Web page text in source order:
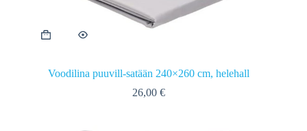
Voodilina puuvill-satään 240×260 cm, helehall
26,00€